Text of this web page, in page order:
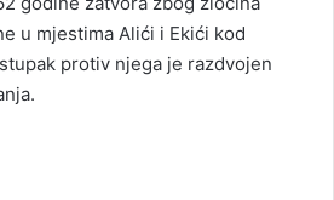
u mjestima Alići i Ekići kod
protiv njega je razdvojen